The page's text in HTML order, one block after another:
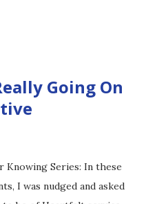
Going On
Knowing Series: In these
I was nudged and asked